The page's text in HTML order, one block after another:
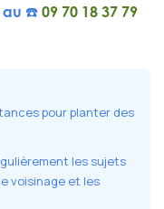
au ☎️09 70 18 37 79
pour planter des
les sujets
voisinage et les